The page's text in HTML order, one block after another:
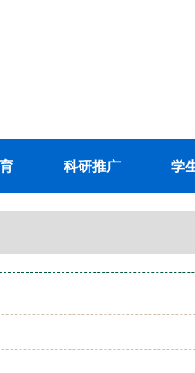
科研推广 学